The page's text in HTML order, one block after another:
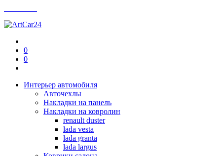
0
0
Интерьер автомобиля
Авточехлы
Накладки на панель
Накладки на ковролин
renault duster
lada vesta
lada granta
lada largus